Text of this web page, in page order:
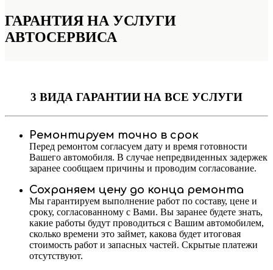
ГАРАНТИЯ НА УСЛУГИ
АВТОСЕРВИСА
3 ВИДА ГАРАНТИИ НА ВСЕ УСЛУГИ
Ремонтируем точно в срок
Перед ремонтом согласуем дату и время готовности
Вашего автомобиля. В случае непредвиденных задержек
заранее сообщаем причины и проводим согласование.
Сохраняем цену до конца ремонта
Мы гарантируем выполнение работ по составу, цене и
сроку, согласованному с Вами. Вы заранее будете знать,
какие работы будут проводиться с Вашим автомобилем,
сколько времени это займет, какова будет итоговая
стоимость работ и запасных частей. Скрытые платежи
отсутствуют.